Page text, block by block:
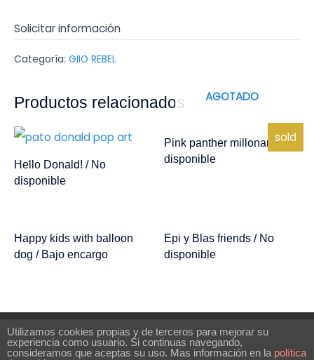
Solicitar información
Categoría: GIIO REBEL
Productos relacionados
Hello Donald! / No
disponible
sold
AGOTADO
Pink panther millonary / No
disponible
Happy kids with balloon
dog / Bajo encargo
Epi y Blas friends / No
disponible
Utilizamos cookies propias y de terceros para mejorar su
experiencia como usuario. Si continuas navegando,
consideramos que aceptas su uso. Mas información en la política